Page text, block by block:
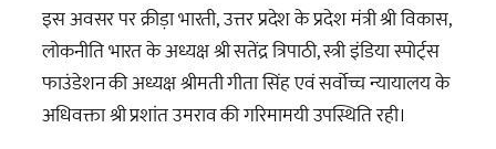
इस अवसर पर क्रीड़ा भारती, उत्तर प्रदेश के प्रदेश मंत्री श्री विकास,
लोकनीति भारत के अध्यक्ष श्री सतेंद्र त्रिपाठी, स्त्री इंडिया स्पोर्ट्स
फाउंडेशन की अध्यक्ष श्रीमती गीता सिंह एवं सर्वोच्च न्यायालय के
अधिवक्ता श्री प्रशांत उमराव की गरिमामयी उपस्थिति रही।